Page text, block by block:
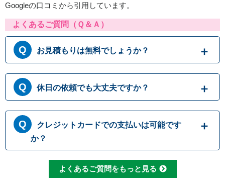
Googleの口コミから引用しています。
よくあるご質問（Ｑ＆Ａ）
お見積もりは無料でしょうか？
はい、まずは専門スタッフがお伺いし実際に目
で見て現場調査を行います。確認した内容を元
に、無料でお見積もりをご提示させていただき
ます。もしお見積り内容がご希望に沿わない場
合も、キャンセル料等は一切発生いたしませ
ん。お見積り内容にご納得・ご署名いただかな
ければ作業を行うことはございませんので、安
心してまずはご相談ください。
休日の依頼でも大丈夫ですか？
365日営業しております。休日、祝日、年末年
始いつでも対応可能です。それにかかる追加料
金は発生しません。ご安心ください。
クレジットカードでの支払いは可能です
か？
クレジットカードのご利用は、VISA、Maste
r、JCBカードからお選びいただけます。クレ
よくあるご質問をもっと見る